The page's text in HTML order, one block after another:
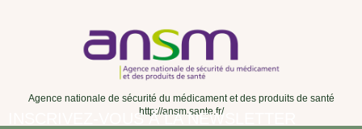
Agence nationale de sécurité du médicament et des produits de santé
http://ansm.sante.fr/
INSCRIVEZ-VOUS À LA NEWSLETTER